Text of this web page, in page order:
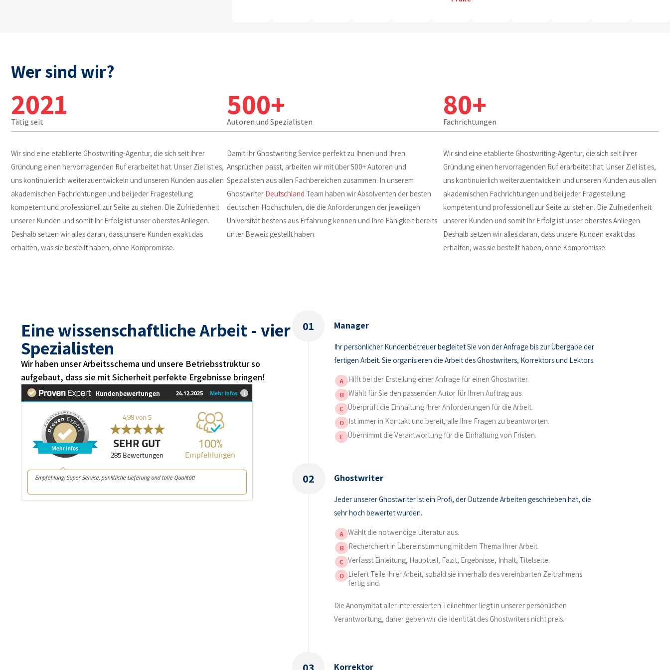
Wer sind wir?
2021
Tätig seit
Wir sind eine etablierte Ghostwriting-Agentur, die sich seit ihrer
Gründung einen hervorragenden Ruf erarbeitet hat. Unser Ziel ist es,
uns kontinuierlich weiterzuentwickeln und unseren Kunden aus allen
akademischen Fachrichtungen und bei jeder Fragestellung
kompetent und professionell zur Seite zu stehen. Die Zufriedenheit
unserer Kunden und somit Ihr Erfolg ist unser oberstes Anliegen.
Deshalb setzen wir alles daran, dass unsere Kunden exakt das
erhalten, was sie bestellt haben, ohne Kompromisse.
500+
Autoren und Spezialisten
Damit Ihr Ghostwriting Service perfekt zu Ihnen und Ihren
Ansprüchen passt, arbeiten wir mit über 500+ Autoren und
Spezialisten aus allen Fachbereichen zusammen. In unserem
Ghostwriter Deutschland Team haben wir Absolventen der besten
deutschen Hochschulen, die die Anforderungen der jeweiligen
Universität bestens aus Erfahrung kennen und Ihre Fähigkeit bereits
unter Beweis gestellt haben.
80+
Fachrichtungen
Wir sind eine etablierte Ghostwriting-Agentur, die sich seit ihrer
Gründung einen hervorragenden Ruf erarbeitet hat. Unser Ziel ist es,
uns kontinuierlich weiterzuentwickeln und unseren Kunden aus allen
akademischen Fachrichtungen und bei jeder Fragestellung
kompetent und professionell zur Seite zu stehen. Die Zufriedenheit
unserer Kunden und somit Ihr Erfolg ist unser oberstes Anliegen.
Deshalb setzen wir alles daran, dass unsere Kunden exakt das
erhalten, was sie bestellt haben, ohne Kompromisse.
Eine wissenschaftliche Arbeit - vier
Spezialisten
Wir haben unser Arbeitsschema und unsere Betriebsstruktur so
aufgebaut, dass sie mit Sicherheit perfekte Ergebnisse bringen!
Manager
Ihr persönlicher Kundenbetreuer begleitet Sie von der Anfrage bis zur Übergabe der
fertigen Arbeit. Sie organisieren die Arbeit des Ghostwriters, Korrektors und Lektors.
A Hilft bei der Erstellung einer Anfrage für einen Ghostwriter.
B Wählt für Sie den passenden Autor für Ihren Auftrag aus.
C Überprüft die Einhaltung Ihrer Anforderungen für die Arbeit.
D Ist immer in Kontakt und bereit, alle Ihre Fragen zu beantworten.
E Übernimmt die Verantwortung für die Einhaltung von Fristen.
01
Ghostwriter
Jeder unserer Ghostwriter ist ein Profi, der Dutzende Arbeiten geschrieben hat, die
sehr hoch bewertet wurden.
A Wählt die notwendige Literatur aus.
B Recherchiert in Übereinstimmung mit dem Thema Ihrer Arbeit.
C Verfasst Einleitung, Hauptteil, Fazit, Ergebnisse, Inhalt, Titelseite.
D
Liefert Teile Ihrer Arbeit, sobald sie innerhalb des vereinbarten Zeitrahmens
fertig sind.
Die Anonymität aller interessierten Teilnehmer liegt in unserer persönlichen
Verantwortung, daher geben wir die Identität des Ghostwriters nicht preis.
02
Korrektor